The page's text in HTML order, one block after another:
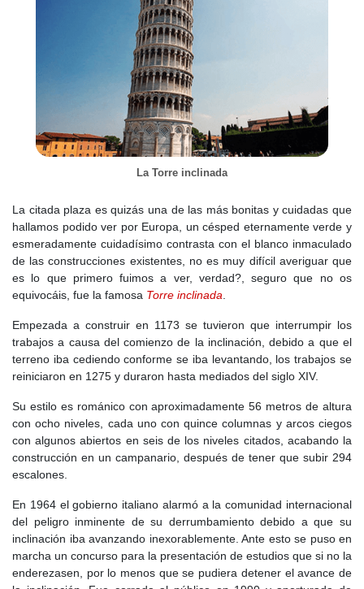
La Torre inclinada
La citada plaza es quizás una de las más bonitas y cuidadas que
hallamos podido ver por Europa, un césped eternamente verde y
esmeradamente cuidadísimo contrasta con el blanco inmaculado
de las construcciones existentes, no es muy difícil averiguar que
es lo que primero fuimos a ver, verdad?, seguro que no os
equivocáis, fue la famosa Torre inclinada.
Empezada a construir en 1173 se tuvieron que interrumpir los
trabajos a causa del comienzo de la inclinación, debido a que el
terreno iba cediendo conforme se iba levantando, los trabajos se
reiniciaron en 1275 y duraron hasta mediados del siglo XIV.
Su estilo es románico con aproximadamente 56 metros de altura
con ocho niveles, cada uno con quince columnas y arcos ciegos
con algunos abiertos en seis de los niveles citados, acabando la
construcción en un campanario, después de tener que subir 294
escalones.
En 1964 el gobierno italiano alarmó a la comunidad internacional
del peligro inminente de su derrumbamiento debido a que su
inclinación iba avanzando inexorablemente. Ante esto se puso en
marcha un concurso para la presentación de estudios que si no la
enderezasen, por lo menos que se pudiera detener el avance de